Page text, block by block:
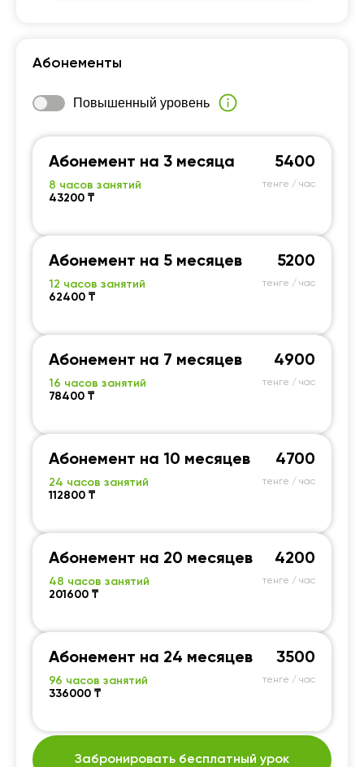
Абонементы
Повышенный уровень
Абонемент на 3 месяца
8 часов занятий
43200 ₸
5400
тенге / час
Абонемент на 5 месяцев
12 часов занятий
62400 ₸
5200
тенге / час
Абонемент на 7 месяцев
16 часов занятий
78400 ₸
4900
тенге / час
Абонемент на 10 месяцев
24 часов занятий
112800 ₸
4700
тенге / час
Абонемент на 20 месяцев
48 часов занятий
201600 ₸
4200
тенге / час
Абонемент на 24 месяцев
96 часов занятий
336000 ₸
3500
тенге / час
Забронировать бесплатный урок